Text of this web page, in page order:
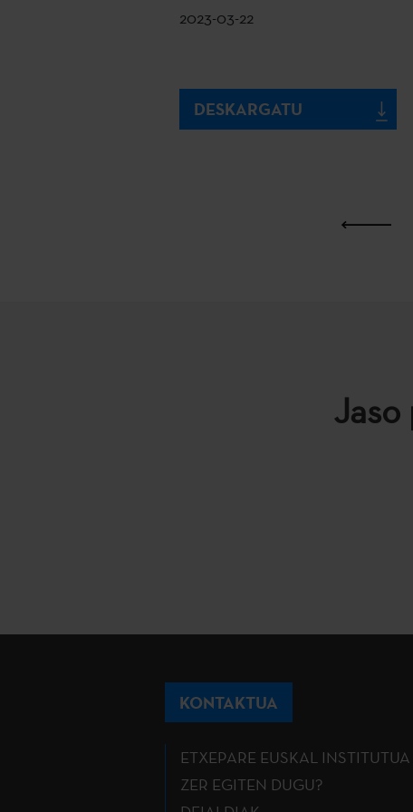
2023-03-22
DESKARGATU
KONTAKTUA
ETXEPARE EUSKAL INSTITUTUA
ZER EGITEN DUGU?